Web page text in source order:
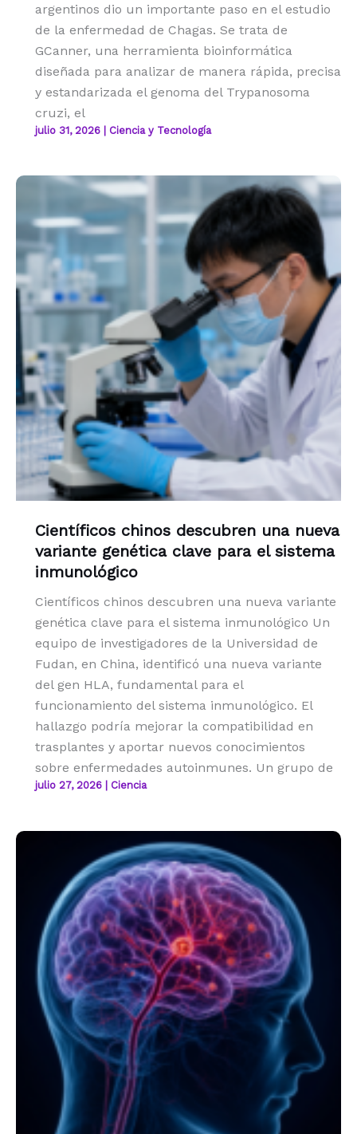
argentinos dio un importante paso en el estudio
de la enfermedad de Chagas. Se trata de
GCanner, una herramienta bioinformática
diseñada para analizar de manera rápida, precisa
y estandarizada el genoma del Trypanosoma
cruzi, el
julio 31, 2026 | Ciencia y Tecnología
Científicos chinos descubren una nueva
variante genética clave para el sistema
inmunológico
Científicos chinos descubren una nueva variante
genética clave para el sistema inmunológico Un
equipo de investigadores de la Universidad de
Fudan, en China, identificó una nueva variante
del gen HLA, fundamental para el
funcionamiento del sistema inmunológico. El
hallazgo podría mejorar la compatibilidad en
trasplantes y aportar nuevos conocimientos
sobre enfermedades autoinmunes. Un grupo de
julio 27, 2026 Ciencia